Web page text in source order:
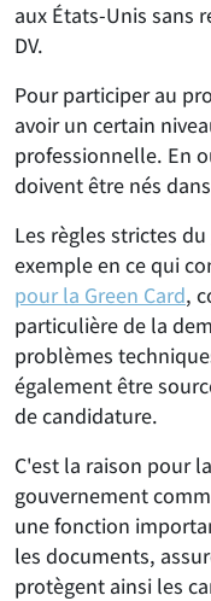
aux États-Unis sans
DV.
Pour participer au
avoir un certain
professionnelle. En
doivent être nés
Les règles strictes
exemple en ce qui
pour la Green Card,
particulière de la
problèmes
également être
de candidature.
C'est la raison pour
gouvernement
une fonction
les documents,
protègent ainsi les